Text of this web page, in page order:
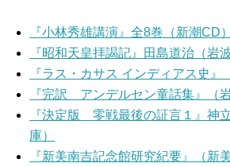
『小林秀雄講演』全8巻（新潮CD）
『昭和天皇拝謁記』田島道治（岩
『ラス・カサス インディアス史』
『完訳 アンデルセン童話集』（岩
『決定版 零戦最後の証言１』神
庫）
『新美南吉記念館研究紀要』（新